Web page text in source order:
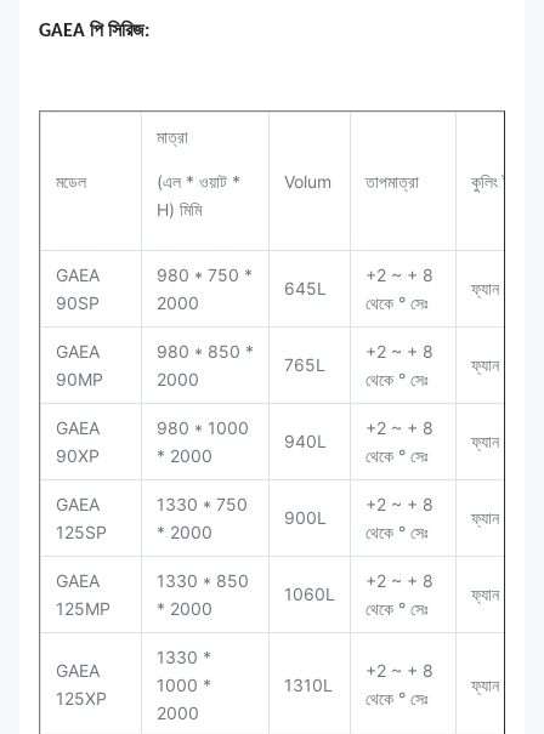
GAEA পি সিরিজ:
মডেল
মাত্রা
(এল * ওয়াট *
H) মিমি
Volum তাপমাত্রা কুলিং টাইপ
GAEA
90SP
980 * 750 *
2000
645L
+2 ~ + 8
থেকে ° সেঃ
ফ্যান শীতল
GAEA
90MP
980 * 850 *
2000
765L
+2 ~ + 8
থেকে ° সেঃ
ফ্যান শীতল
GAEA
90XP
980 * 1000
* 2000
940L
+2 ~ + 8
থেকে ° সেঃ
ফ্যান শীতল
GAEA
125SP
1330 * 750
* 2000
900L
+2 ~ + 8
থেকে ° সেঃ
ফ্যান শীতল
GAEA
125MP
1330 * 850
* 2000
1060L
+2 ~ + 8
থেকে ° সেঃ
ফ্যান শীতল
GAEA
125XP
1330 *
1000 *
2000
1310L
+2 ~ + 8
থেকে ° সেঃ
ফ্যান শীতল